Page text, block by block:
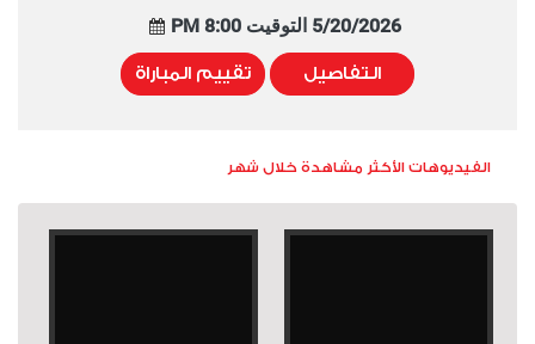
5/20/2026 التوقيت 8:00 PM
التفاصيل تقييم المباراة
الفيديوهات الأكثر مشاهدة خلال شهر